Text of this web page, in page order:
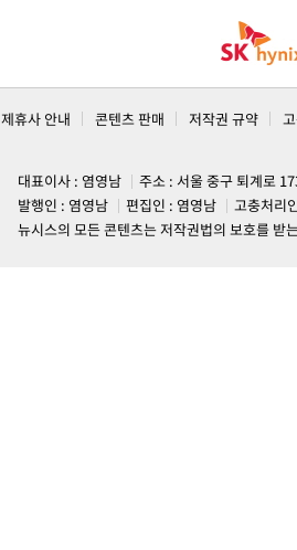
제휴사 안내 콘텐츠 판매 저작권 규약
대표이사 : 염영남
주소 : 서울 중구 퇴계로
발행인 : 염영남
편집인 : 염영남
고충처리
뉴시스의 모든 콘텐츠는 저작권법의 보호를